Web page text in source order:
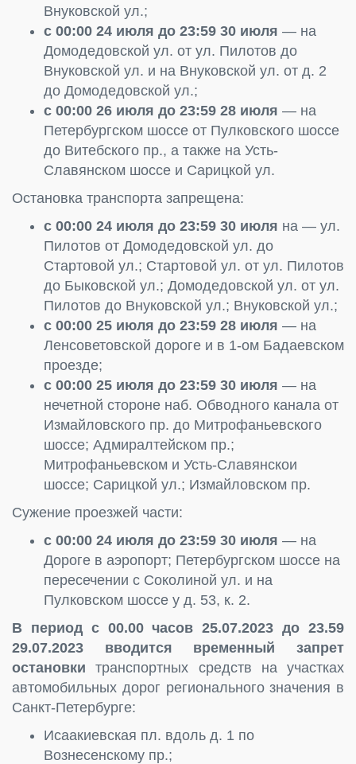
Внуковской ул.;
с 00:00 24 июля до 23:59 30 июля — на
Домодедовской ул. от ул. Пилотов до
Внуковской ул. и на Внуковской ул. от д. 2
до Домодедовской ул.;
с 00:00 26 июля до 23:59 28 июля — на
Петербургском шоссе от Пулковского шоссе
до Витебского пр., а также на Усть-
Славянском шоссе и Сарицкой ул.
Остановка транспорта запрещена:
с 00:00 24 июля до 23:59 30 июля на — ул.
Пилотов от Домодедовской ул. до
Стартовой ул.; Стартовой ул. от ул. Пилотов
до Быковской ул.; Домодедовской ул. от ул.
Пилотов до Внуковской ул.; Внуковской ул.;
с 00:00 25 июля до 23:59 28 июля — на
Ленсоветовской дороге и в 1-ом Бадаевском
проезде;
с 00:00 25 июля до 23:59 30 июля — на
нечетной стороне наб. Обводного канала от
Измайловского пр. до Митрофаньевского
шоссе; Адмиралтейском пр.;
Митрофаньевском и Усть-Славянскои
шоссе; Сарицкой ул.; Измайловском пр.
Сужение проезжей части:
с 00:00 24 июля до 23:59 30 июля — на
Дороге в аэропорт; Петербургском шоссе на
пересечении с Соколиной ул. и на
Пулковском шоссе у д. 53, к. 2.
В период с 00.00 часов 25.07.2023 до 23.59
29.07.2023
вводится временный запрет
остановкитранспортных средств на участках
автомобильных дорог регионального значения в
Санкт-Петербурге:
Исаакиевская пл. вдоль д. 1 по
Вознесенскому пр.;